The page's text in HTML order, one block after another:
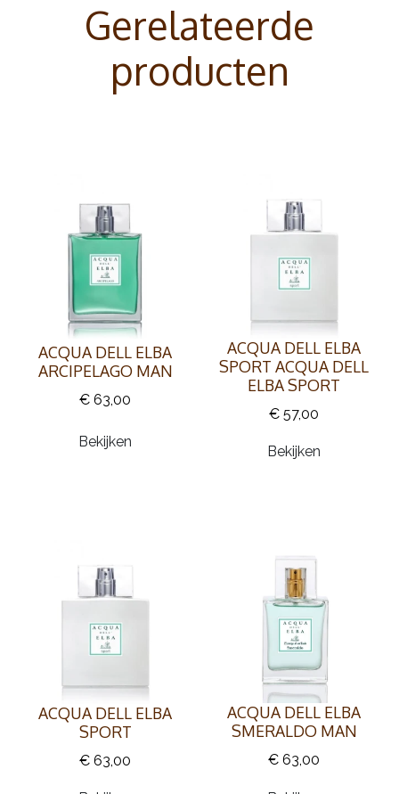
Gerelateerde
producten
ACQUA DELL ELBA
ARCIPELAGO MAN
€ 63,00
Bekijken
ACQUA DELL ELBA
SPORT ACQUA DELL
ELBA SPORT
€ 57,00
Bekijken
ACQUA DELL ELBA
SPORT
€ 63,00
ACQUA DELL ELBA
SMERALDO MAN
€ 63,00